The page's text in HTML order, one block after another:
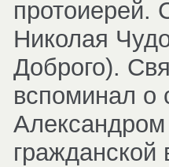
протоиерей.
Николая
Доброго).
вспоминал о
гражданской